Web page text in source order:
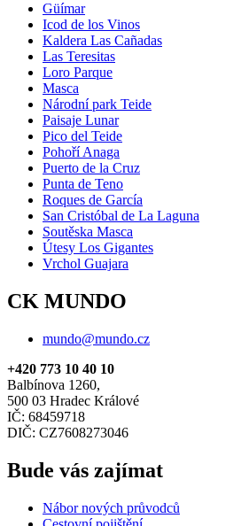
Güímar
Icod de los Vinos
Kaldera Las Cañadas
Las Teresitas
Loro Parque
Masca
Národní park Teide
Paisaje Lunar
Pico del Teide
Pohoří Anaga
Puerto de la Cruz
Punta de Teno
Roques de García
San Cristóbal de La Laguna
Soutěska Masca
Útesy Los Gigantes
Vrchol Guajara
CK MUNDO
mundo@mundo.cz
+420 773 10 40 10
Balbínova 1260,
500 03 Hradec Králové
IČ: 68459718
DIČ: CZ7608273046
Bude vás zajímat
Nábor nových průvodců